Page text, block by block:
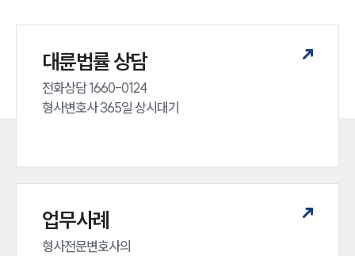
대륜법률 상담
전화상담 1660-0124
형사변호사 365일 상시대기
업무사례
형사전문변호사의